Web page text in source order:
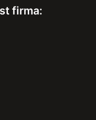
firma: